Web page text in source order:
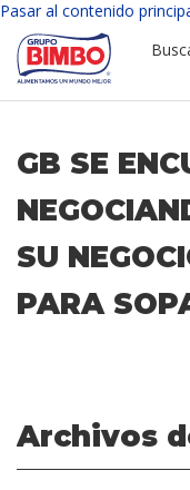
Pasar al contenido
GB SE
SU
PARA
Archivos